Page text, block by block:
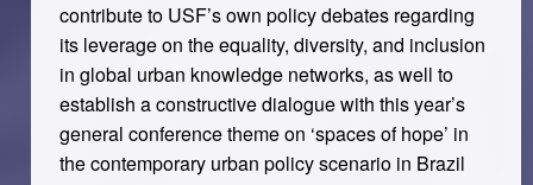
contribute to USF’s own policy debates regarding
its leverage on the equality, diversity, and inclusion
in global urban knowledge networks, as well to
establish a constructive dialogue with this year’s
general conference theme on ‘spaces of hope’ in
the contemporary urban policy scenario in Brazil